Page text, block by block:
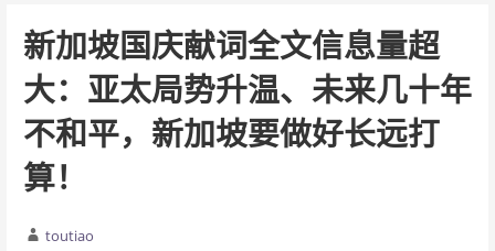
新加坡国庆献词全文信息量超
大：亚太局势升温、未来几十年
不和平，新加坡要做好长远打
算！
toutiao